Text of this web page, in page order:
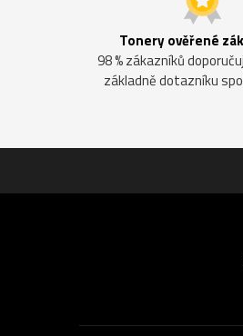
Tonery ověřené
98 % zákazníků
základně dotazníku